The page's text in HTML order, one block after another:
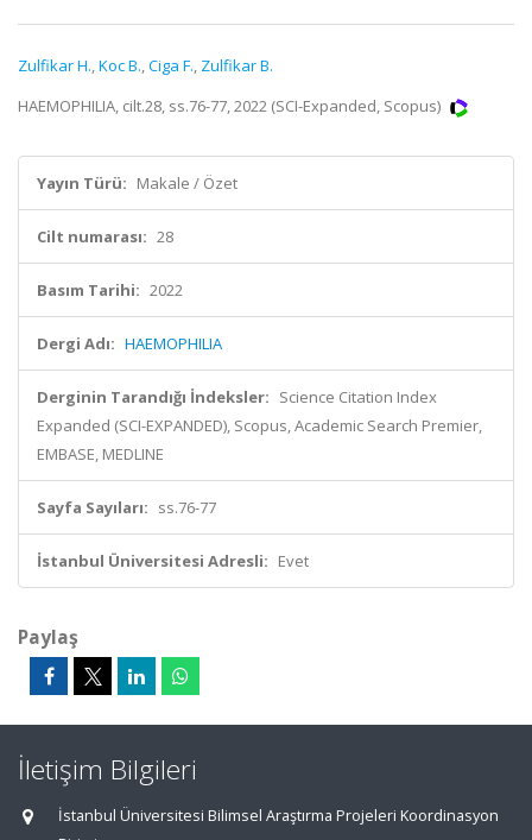
Zulfikar H.,Koc B.,Ciga F., Zulfikar B.
HAEMOPHILIA, cilt.28, ss.76-77, 2022 (SCI-Expanded, Scopus)
Yayın Türü: Makale / Özet
Cilt numarası: 28
Basım Tarihi: 2022
Dergi Adı: HAEMOPHILIA
Derginin Tarandığı İndeksler: Science Citation Index
Expanded (SCI-EXPANDED), Scopus, Academic Search Premier,
EMBASE, MEDLINE
Sayfa Sayıları: ss.76-77
İstanbul Üniversitesi Adresli: Evet
Paylaş
İletişim Bilgileri
İstanbul Üniversitesi Bilimsel Araştırma Projeleri Koordinasyon